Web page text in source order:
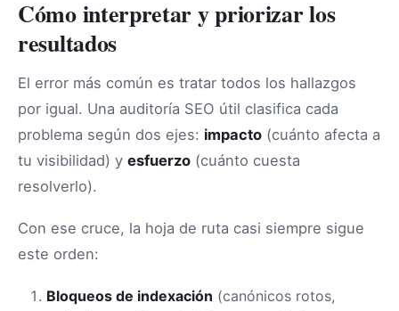
Cómo interpretar y priorizar los
resultados
El error más común es tratar todos los hallazgos
por igual. Una auditoría SEO útil clasifica cada
problema según dos ejes: impacto (cuánto afecta a
tu visibilidad) y esfuerzo (cuánto cuesta
resolverlo).
Con ese cruce, la hoja de ruta casi siempre sigue
este orden:
Bloqueos de indexación (canónicos rotos,